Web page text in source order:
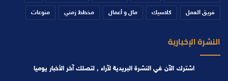
فريق العمل كلاسيك مال و أعمال مخطط زمني منوعات
النشرة الإخبارية
اشترك الآن في النشرة البريدية لآراء , لتصلك آخر الأخبار يوميا